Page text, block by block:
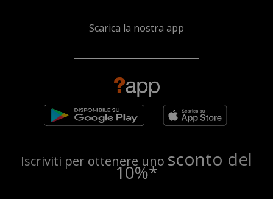
Scarica la nostra app
Iscriviti per ottenere uno sconto del
10%*